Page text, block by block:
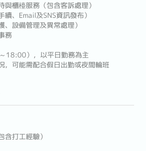
與櫃檯服務（包含客訴處理）
續、Email及SNS資訊發布）
、設備管理及異常處理）
務
18:00），以平日勤務為主
，可能需配合假日出勤或夜間輪班
含打工經驗）